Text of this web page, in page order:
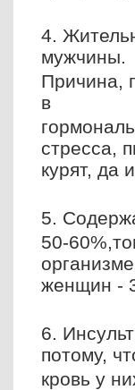
4.
мужчины.
Причина,
в
стресса,
курят, да
5.
50-
женщин -
6.
потому,
кровь у